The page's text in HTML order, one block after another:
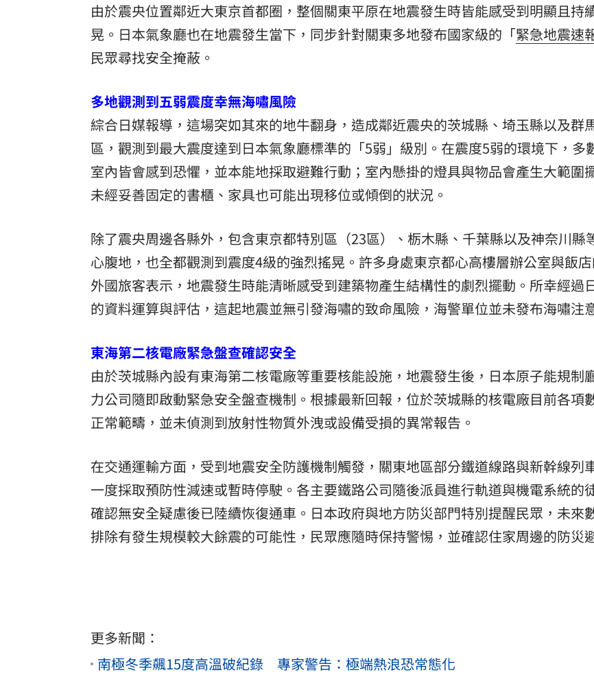
由於震央位置鄰近大東京首都圈，整個關東平原在地震發生時皆能感受到明顯且持
晃。日本氣象廳也在地震發生當下，同步針對關東多地發布國家級的「緊急地震速
民眾尋找安全掩蔽。
多地觀測到五弱震度幸無海嘯風險
綜合日媒報導，這場突如其來的地牛翻身，造成鄰近震央的茨城縣、埼玉縣以及群
區，觀測到最大震度達到日本氣象廳標準的「5弱」級別。在震度5弱的環境下，多
室內皆會感到恐懼，並本能地採取避難行動；室內懸掛的燈具與物品會產生大範圍
未經妥善固定的書櫃、家具也可能出現移位或傾倒的狀況。
除了震央周邊各縣外，包含東京都特別區（23區）、栃木縣、千葉縣以及神奈川縣
心腹地，也全都觀測到震度4級的強烈搖晃。許多身處東京都心高樓層辦公室與飯
外國旅客表示，地震發生時能清晰感受到建築物產生結構性的劇烈擺動。所幸經過
的資料運算與評估，這起地震並無引發海嘯的致命風險，海警單位並未發布海嘯注
東海第二核電廠緊急盤查確認安全
由於茨城縣內設有東海第二核電廠等重要核能設施，地震發生後，日本原子能規制
力公司隨即啟動緊急安全盤查機制。根據最新回報，位於茨城縣的核電廠目前各項
正常範疇，並未偵測到放射性物質外洩或設備受損的異常報告。
在交通運輸方面，受到地震安全防護機制觸發，關東地區部分鐵道線路與新幹線列
一度採取預防性減速或暫時停駛。各主要鐵路公司隨後派員進行軌道與機電系統的
確認無安全疑慮後已陸續恢復通車。日本政府與地方防災部門特別提醒民眾，未來
排除有發生規模較大餘震的可能性，民眾應隨時保持警惕，並確認住家周邊的防災
更多新聞：
南極冬季飆15度高溫破紀錄 專家警告：極端熱浪恐常態化